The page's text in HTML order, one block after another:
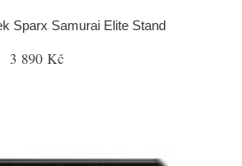
Sparx Samurai Elite Stand
3 890 Kč